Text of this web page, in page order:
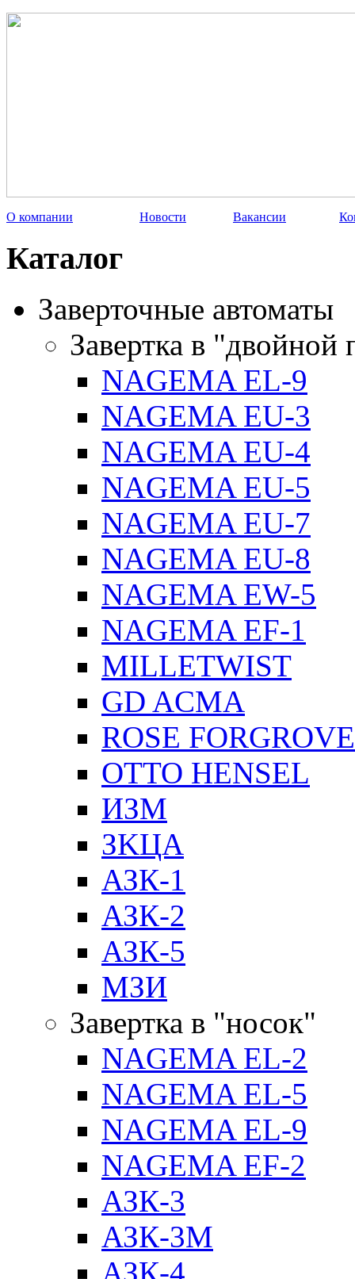
О компании Новости Вакансии
Каталог
Заверточные автоматы
Завертка в "двойной
NAGEMA EL-9
NAGEMA EU-3
NAGEMA EU-4
NAGEMA EU-5
NAGEMA EU-7
NAGEMA EU-8
NAGEMA EW-5
NAGEMA EF-1
MILLETWIST
GD ACMA
ROSE FORGROVE
OTTO HENSEL
ИЗМ
ЗKЦA
АЗК-1
АЗК-2
АЗК-5
МЗИ
Завертка в "носок"
NAGEMA EL-2
NAGEMA EL-5
NAGEMA EL-9
NAGEMA EF-2
АЗК-3
АЗК-3М